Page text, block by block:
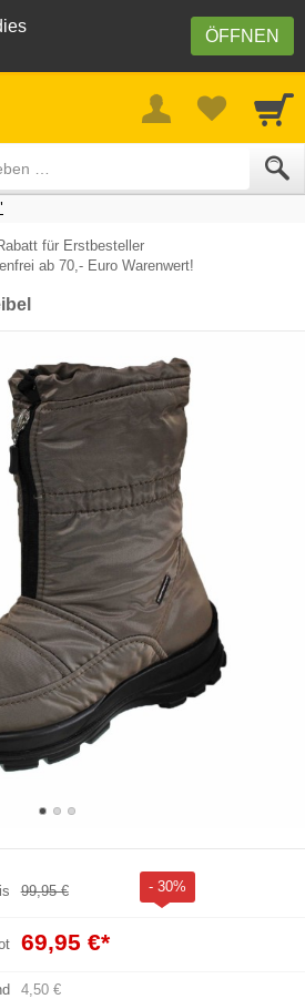
ÖFFNEN
für Erstbesteller
ab 70,- Euro Warenwert!
99,95 € - 30%
69,95 €*
4,50 €